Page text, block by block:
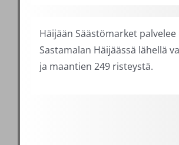
Häijään Säästömarket palvelee
Sastamalan Häijäässä lähellä
ja maantien 249 risteystä.